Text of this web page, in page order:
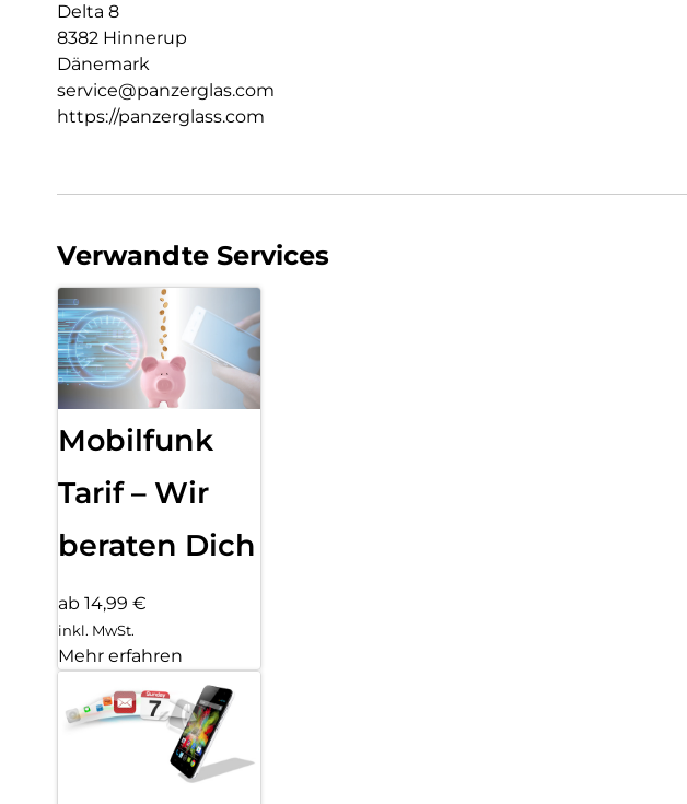
Delta 8
8382 Hinnerup
Dänemark
service@panzerglas.com
https://panzerglass.com
Verwandte Services
Mobilfunk
Tarif – Wir
beraten Dich
ab 14,99 €
inkl. MwSt.
Mehr erfahren